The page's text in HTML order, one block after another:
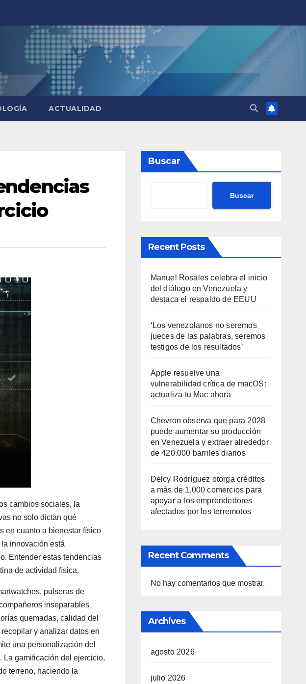
ACTUALIDAD
cambios sociales, la
no solo dictan qué
en cuanto a bienestar físico
innovación está
Entender estas tendencias
de actividad física.
pulseras de
inseparables
quemadas, calidad del
y analizar datos en
una personalización del
La gamificación del ejercicio,
terreno, haciendo la
Buscar
Buscar
Recent Posts
Manuel Rosales celebra el inicio
del diálogo en Venezuela y
destaca el respaldo de EEUU
‘Los venezolanos no seremos
jueces de las palabras, seremos
testigos de los resultados’
Apple resuelve una
vulnerabilidad crítica de macOS:
actualiza tu Mac ahora
Chevron observa que para 2028
puede aumentar su producción
en Venezuela y extraer alrededor
de 420.000 barriles diarios
Delcy Rodríguez otorga créditos
a más de 1.000 comercios para
apoyar a los emprendedores
afectados por los terremotos
Recent Comments
No hay comentarios que mostrar.
Archives
agosto 2026
julio 2026